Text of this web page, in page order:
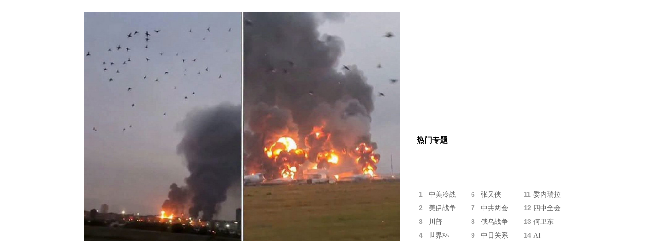
热门专题
1 中美冷战 6 张又侠 11 委内瑞拉
2 美伊战争 7 中共两会 12 四中全会
3 川普 8 俄乌战争 13 何卫东
4 世界杯 9 中日关系 14 AI